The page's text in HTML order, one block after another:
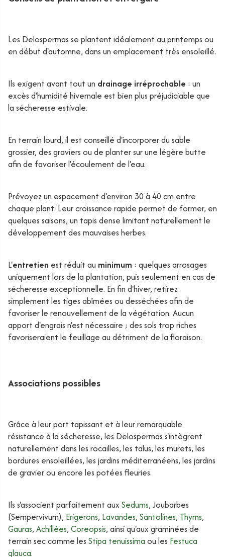
Les Delospermas se plantent idéalement au printemps ou
en début d'automne, dans un emplacement très ensoleillé.
Ils exigent avant tout un drainage irréprochable : un
excès d'humidité hivernale est bien plus préjudiciable que
la sécheresse estivale.
En terrain lourd, il est conseillé d'incorporer du sable
grossier, des graviers ou de planter sur une légère butte
afin de favoriser l'écoulement de l'eau.
Prévoyez un espacement d'environ 30 à 40 cm entre
chaque plant. Leur croissance rapide permet de former, en
quelques saisons, un tapis dense limitant naturellement le
développement des mauvaises herbes.
L'entretien est réduit au minimum : quelques arrosages
uniquement lors de la plantation, puis seulement en cas de
sécheresse exceptionnelle. En fin d'hiver, retirez
simplement les tiges abîmées ou desséchées afin de
favoriser le renouvellement de la végétation. Aucun
apport d'engrais n'est nécessaire ; des sols trop riches
favoriseraient le feuillage au détriment de la floraison.
Associations possibles
Grâce à leur port tapissant et à leur remarquable
résistance à la sécheresse, les Delospermas s'intègrent
naturellement dans les rocailles, les talus, les murets, les
bordures ensoleillées, les jardins méditerranéens, les jardins
de gravier ou encore les potées fleuries.
Ils s'associent parfaitement aux Sedums, Joubarbes
(Sempervivum), Erigerons, Lavandes, Santolines, Thyms,
Gauras, Achillées, Coreopsis, ainsi qu'aux graminées de
terrain sec comme les Stipa tenuissima ou les Festuca
glauca.